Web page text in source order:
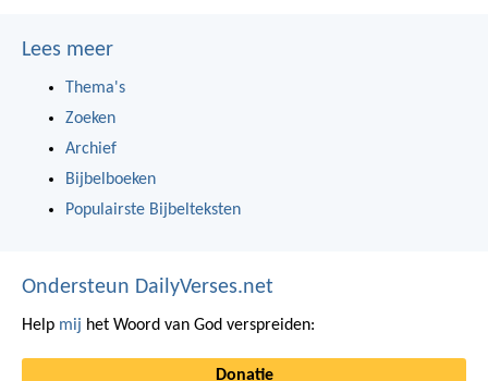
Lees meer
Thema's
Zoeken
Archief
Bijbelboeken
Populairste Bijbelteksten
Ondersteun DailyVerses.net
Help mij het Woord van God verspreiden:
Donatie